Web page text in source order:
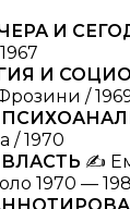
И
И
/
/ 1970
✍️
1970 —